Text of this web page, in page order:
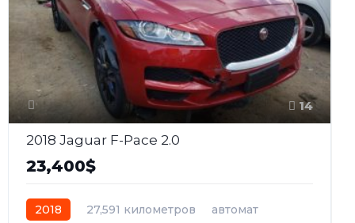
14
2018 Jaguar F-Pace 2.0
23,400$
2018 27,591 километров
автомат